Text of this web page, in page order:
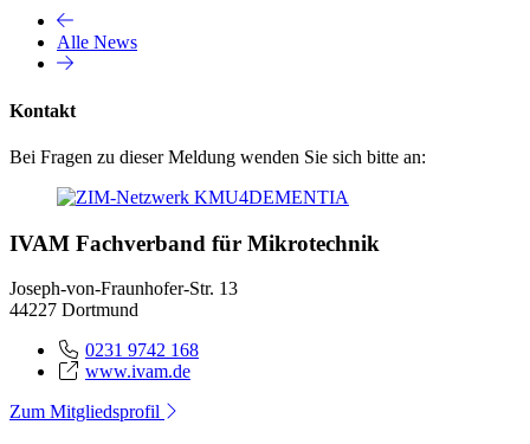
Alle News
Kontakt
Bei Fragen zu dieser Meldung wenden Sie sich bitte an:
IVAM Fachverband für Mikrotechnik
Joseph-von-Fraunhofer-Str. 13
44227 Dortmund
0231 9742 168
www.ivam.de
Zum Mitgliedsprofil